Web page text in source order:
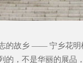
的故乡—— 宁乡花明
的，不是华丽的展品